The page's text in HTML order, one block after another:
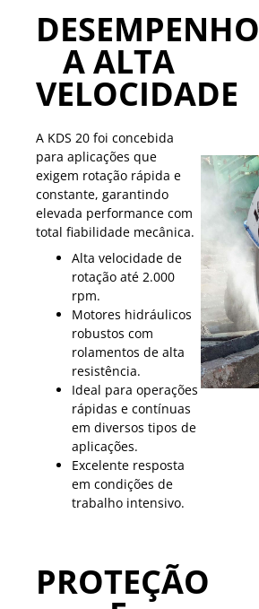
DESEMPENHO
A ALTA
VELOCIDADE
A KDS 20 foi concebida
para aplicações que
exigem rotação rápida e
constante, garantindo
elevada performance com
total fiabilidade mecânica.
Alta velocidade de
rotação até 2.000
rpm.
Motores hidráulicos
robustos com
rolamentos de alta
resistência.
Ideal para operações
rápidas e contínuas
em diversos tipos de
aplicações.
Excelente resposta
em condições de
trabalho intensivo.
PROTEÇÃO